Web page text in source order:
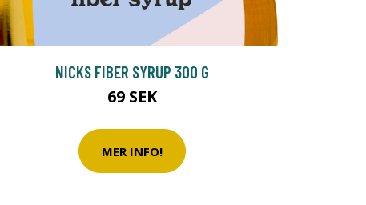
NICKS FIBER SYRUP 300 G
69 SEK
MER INFO!